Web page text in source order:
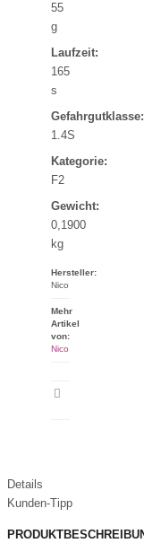
55
g
Laufzeit:
165
s
Gefahrgutklasse:
1.4S
Kategorie:
F2
Gewicht:
0,1900
kg
Hersteller:
Nico
Mehr
Artikel
von:
Nico
Details
Kunden-Tipp